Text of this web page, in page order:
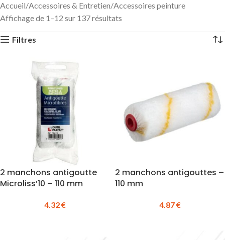
Demander un devis
Accueil Accessoires & Entretien Accessoires peinture
Affichage de 1–12 sur 137 résultats
Filtres
2 manchons antigoutte
Microliss’10 – 110 mm
4.32€
2 manchons antigouttes –
110 mm
4.87€